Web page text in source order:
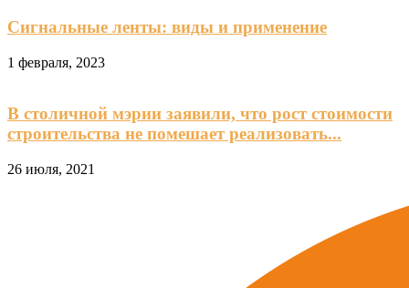
Сигнальные ленты: виды и применение
1 февраля, 2023
В столичной мэрии заявили, что рост стоимости
строительства не помешает реализовать...
26 июля, 2021